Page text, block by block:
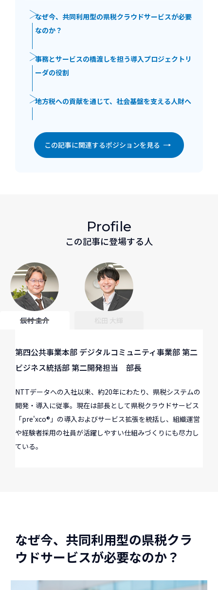
なぜ今、共同利用型の県税クラウドサービスが必要
なのか？
事務とサービスの橋渡しを担う導入プロジェクトリ
ーダの役割
地方税への貢献を通じて、社会基盤を支える人財へ
この記事に関連するポジションを見る
Profile
この記事に登場する人
辰村 圭介
第四公共事業本部 デジタルコミュニティ事業部 第二
ビジネス統括部 第二開発担当 部長
NTTデータへの入社以来、約20年にわたり、県税システムの
開発・導入に従事。現在は部長として県税クラウドサービス
「pre'xco®」の導入およびサービス拡張を統括し、組織運営
や経験者採用の社員が活躍しやすい仕組みづくりにも尽力し
ている。
なぜ今、共同利用型の県税クラ
ウドサービスが必要なのか？